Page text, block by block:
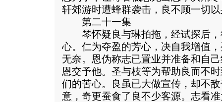
轩郊游时遭蜂群袭击，良不顾一切
第二十一集
琴怀疑良与琳拍拖，经试探后，
心。仁为夺盈的芳心，决自我增值
无奈。恩伪称志已置业并准备和自
恩交予他。圣与枝等为帮助良而不
们的苦心。良虽已大做宣传，却不
意，奇更蚕食了良不少客源。志看